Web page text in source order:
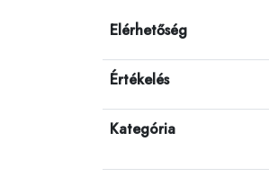
Elérhetőség
Értékelés
Kategória